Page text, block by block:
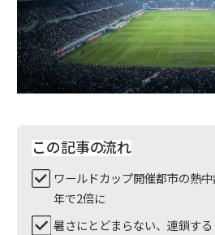
この記事の流れ
ワールドカップ開催都市の熱
年で2倍に
暑さにとどまらない、連鎖す